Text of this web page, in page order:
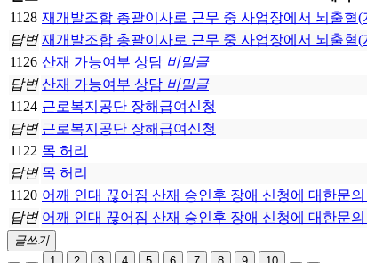
1128 재개발조합 총괄이사로 근무 중 사업장에서 뇌출혈
답변 재개발조합 총괄이사로 근무 중 사업장에서 뇌출혈
1126 산재 가능여부 상담 비밀글
답변 산재 가능여부 상담 비밀글
1124 근로복지공단 장해급여신청
답변 근로복지공단 장해급여신청
1122 목 허리
답변 목 허리
1120 어깨 인대 끊어짐 산재 승인후 장애 신청에 대한문의
답변 어깨 인대 끊어짐 산재 승인후 장애 신청에 대한문의
글쓰기